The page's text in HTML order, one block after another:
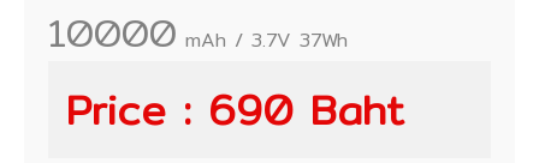
10000 mAh / 3.7V 37Wh
Price : 690 Baht